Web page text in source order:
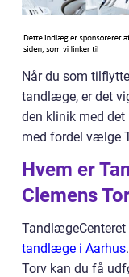
Når du som
tandlæge, er det
den klinik med det
med fordel vælge
Hvem er
Clemens
TandlægeCenteret
tandlæge i Aarhus
Torv kan du få